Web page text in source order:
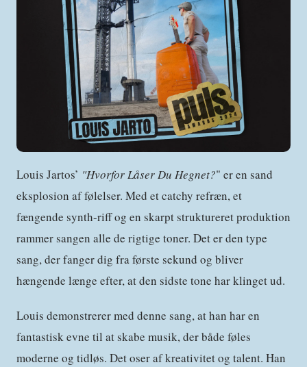
Louis Jartos’ "Hvorfor Låser Du Hegnet?" er en sand
eksplosion af følelser. Med et catchy refræn, et
fængende synth-riff og en skarpt struktureret produktion
rammer sangen alle de rigtige toner. Det er den type
sang, der fanger dig fra første sekund og bliver
hængende længe efter, at den sidste tone har klinget ud.
Louis demonstrerer med denne sang, at han har en
fantastisk evne til at skabe musik, der både føles
moderne og tidløs. Det oser af kreativitet og talent. Han